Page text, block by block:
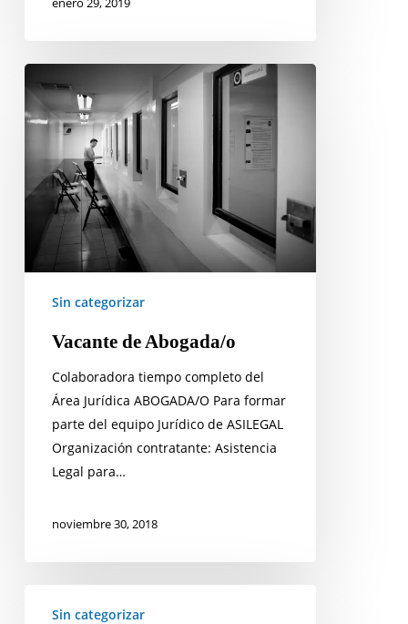
de
Abogada/o
Sin categorizar
Vacante de Abogada/o
Colaboradora tiempo completo del
Área Jurídica ABOGADA/O Para formar
parte del equipo Jurídico de ASILEGAL
Organización contratante: Asistencia
Legal para…
noviembre 30, 2018
Sin categorizar